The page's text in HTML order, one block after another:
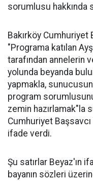
sorumlusu hakkında
Bakırköy
"Programa katılan
tarafından annelerin
yolunda beyanda
yapmakla,
program
zemin hazırlamak"la
Cumhuriyet
ifade verdi.
Şu satırlar Beyaz'ın
bayanın sözleri